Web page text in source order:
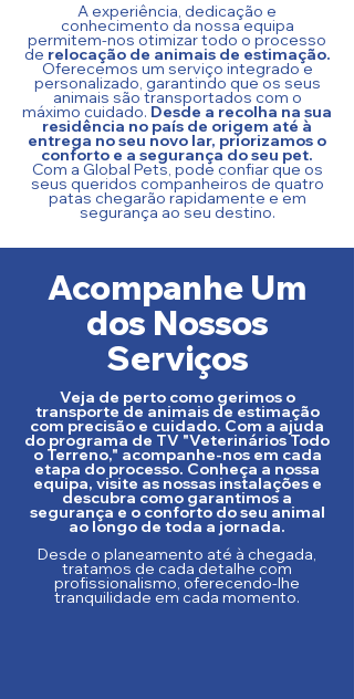
A experiência, dedicação e
conhecimento da nossa equipa
permitem-nos otimizar todo o processo
de relocação de animais de estimação.
Oferecemos um serviço integrado e
personalizado, garantindo que os seus
animais são transportados com o
máximo cuidado. Desde a recolha na sua
residência no país de origem até à
entrega no seu novo lar, priorizamos o
conforto e a segurança do seu pet.
Com a Global Pets, pode confiar que os
seus queridos companheiros de quatro
patas chegarão rapidamente e em
segurança ao seu destino.
Acompanhe Um
dos Nossos
Serviços
Veja de perto como gerimos o
transporte de animais de estimação
com precisão e cuidado. Com a ajuda
do programa de TV "Veterinários Todo
o Terreno," acompanhe-nos em cada
etapa do processo. Conheça a nossa
equipa, visite as nossas instalações e
descubra como garantimos a
segurança e o conforto do seu animal
ao longo de toda a jornada.
Desde o planeamento até à chegada,
tratamos de cada detalhe com
profissionalismo, oferecendo-lhe
tranquilidade em cada momento.